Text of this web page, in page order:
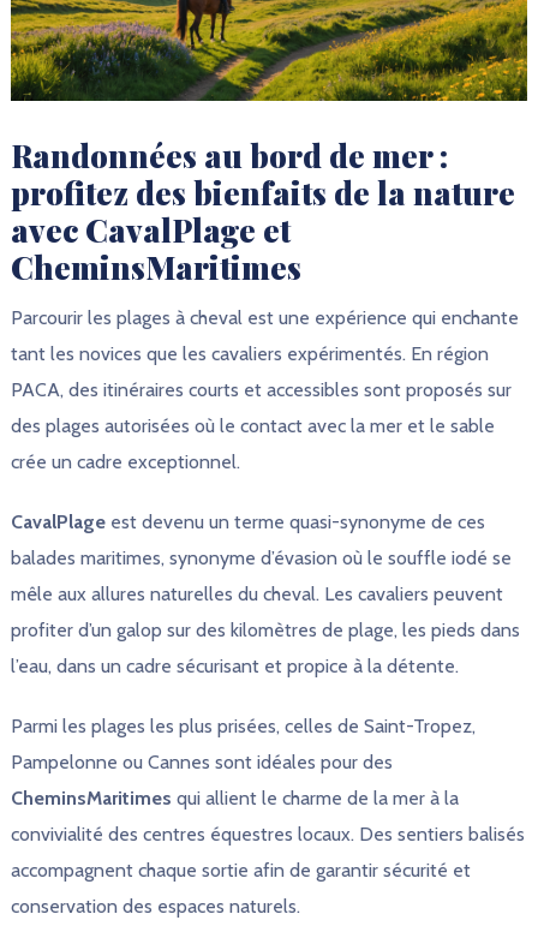
Randonnées au bord de mer :
profitez des bienfaits de la nature
avec CavalPlage et
CheminsMaritimes
Parcourir les plages à cheval est une expérience qui enchante
tant les novices que les cavaliers expérimentés. En région
PACA, des itinéraires courts et accessibles sont proposés sur
des plages autorisées où le contact avec la mer et le sable
crée un cadre exceptionnel.
CavalPlageest devenu un terme quasi-synonyme de ces
balades maritimes, synonyme d’évasion où le souffle iodé se
mêle aux allures naturelles du cheval. Les cavaliers peuvent
profiter d’un galop sur des kilomètres de plage, les pieds dans
l’eau, dans un cadre sécurisant et propice à la détente.
Parmi les plages les plus prisées, celles de Saint-Tropez,
Pampelonne ou Cannes sont idéales pour des
CheminsMaritimes qui allient le charme de la mer à la
convivialité des centres équestres locaux. Des sentiers balisés
accompagnent chaque sortie afin de garantir sécurité et
conservation des espaces naturels.